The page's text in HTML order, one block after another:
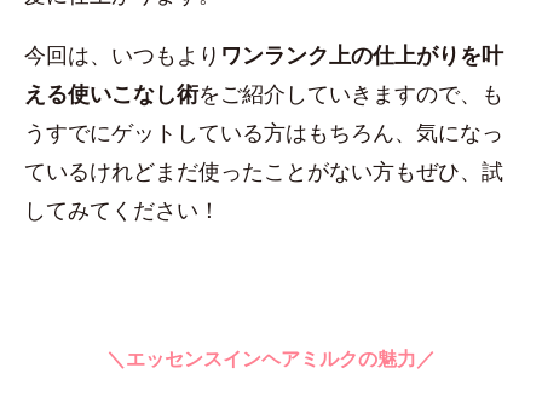
今回は、いつもより ワンランク上の仕上がりを叶
える使いこなし術をご紹介していきますので、も
うすでにゲットしている方はもちろん、気になっ
ているけれどまだ使ったことがない方もぜひ、試
してみてください！
＼エッセンスインヘアミルクの魅力／